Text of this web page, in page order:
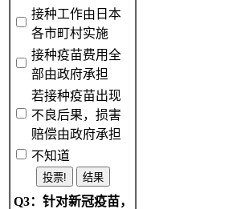
接种工作由日本
各市町村实施
接种疫苗费用全
部由政府承担
若接种疫苗出现
不良后果，损害
赔偿由政府承担
不知道
Q3：针对新冠疫苗，